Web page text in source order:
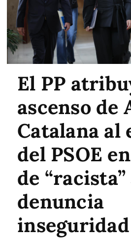
El PP
ascenso de
Catalana al
del PSOE
de
denuncia
inseguridad